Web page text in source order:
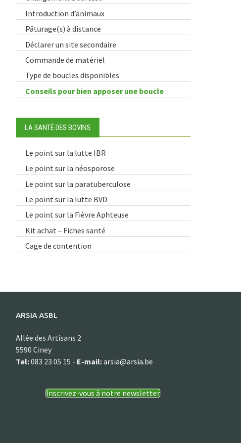
Introduction d’animaux
Pâturage(s) à distance
Déclarer un site secondaire
Commande de matériel
Type de boucles disponibles
Conseils pour bien apposer une boucle
LA SANTÉ DES BOVINS
Le point sur la lutte IBR
Le point sur la néosporose
Le point sur la paratuberculose
Le point sur la lutte BVD
Le point sur la Fièvre Aphteuse
Kit achat – Fiches santé
Cage de contention
ARSIA ASBL
Allée des Artisans 2
5590 Ciney
Tel:083 23 05 15 - E-mail:arsia@arsia.be
Inscrivez-vous à notre newsletter